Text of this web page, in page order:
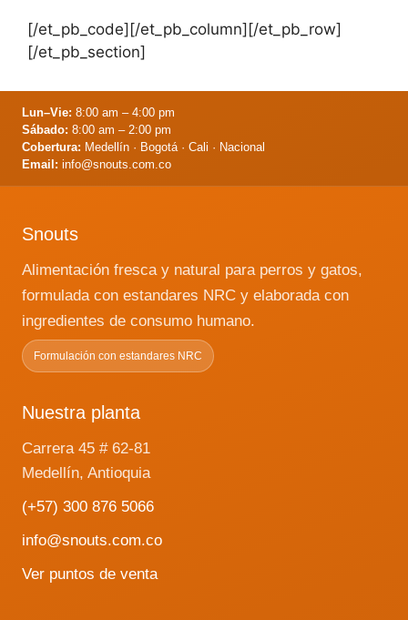
[/et_pb_code][/et_pb_column][/et_pb_row]
[/et_pb_section]
Lun–Vie: 8:00 am – 4:00 pm
Sábado: 8:00 am – 2:00 pm
Cobertura: Medellín · Bogotá · Cali · Nacional
Email: info@snouts.com.co
Snouts
Alimentación fresca y natural para perros y gatos,
formulada con estandares NRC y elaborada con
ingredientes de consumo humano.
Formulación con estandares NRC
Nuestra planta
Carrera 45 # 62-81
Medellín, Antioquia
(+57) 300 876 5066
info@snouts.com.co
Ver puntos de venta